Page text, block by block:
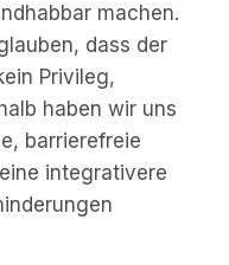
machen.
dass der
Privileg,
haben wir uns
barrierefreie
integrativere